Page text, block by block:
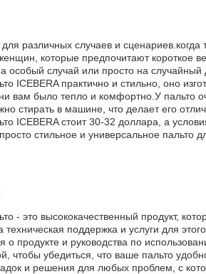
различных случаев и
которые предпочитают короткое
особый случай или просто на случайный
ICEBERA практично и стильно, оно
вам было тепло и комфортно.У пальто
стирать в машине, что делает его
ICEBERA стоит 30-32 доллара, а
стильное и универсальное
- это высококачественный продукт,
поддержка и услуги для
и руководства по
убедиться, что ваше пальто
и решения для любых проблем, с